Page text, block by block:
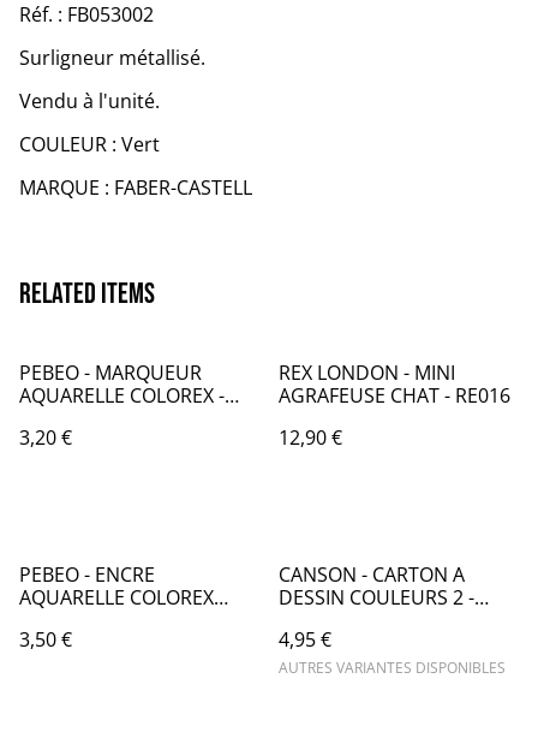
Réf. : FB053002
Surligneur métallisé.
Vendu à l'unité.
COULEUR : Vert
MARQUE : FABER-CASTELL
Related items
PEBEO - MARQUEUR
AQUARELLE COLOREX -
PB010058
3,20 €
REX LONDON - MINI
AGRAFEUSE CHAT - RE016
12,90 €
PEBEO - ENCRE
AQUARELLE COLOREX
3,50 €
CANSON - CARTON A
DESSIN COULEURS 2 -
4,95 €
AUTRES VARIANTES DISPONIBLES